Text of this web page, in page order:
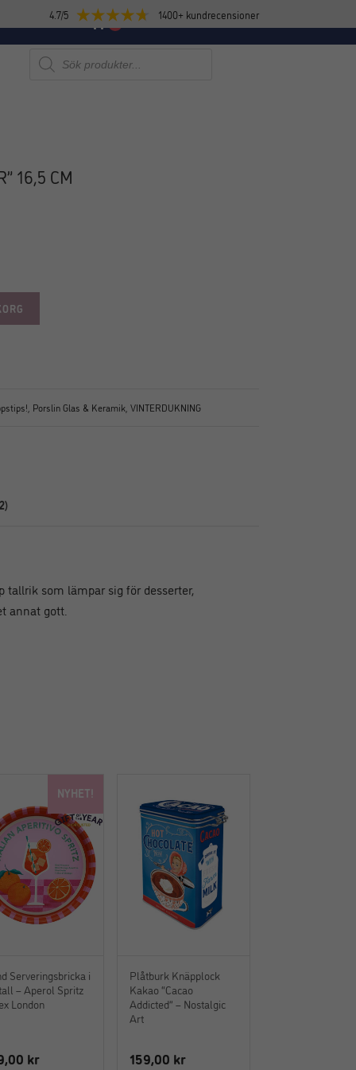
4.7/5 1400+ kundrecensioner
NYHETER 0
Produktsökning
16,5 CM
Porslin Glas & Keramik VINTERDUKNING
tallrik som lämpar sig för desserter,
annat gott.
NYHET!
Serveringsbricka i
– Aperol Spritz
London
kr
Plåtburk Knäpplock
Kakao “Cacao
Addicted” – Nostalgic
Art
159,00 kr